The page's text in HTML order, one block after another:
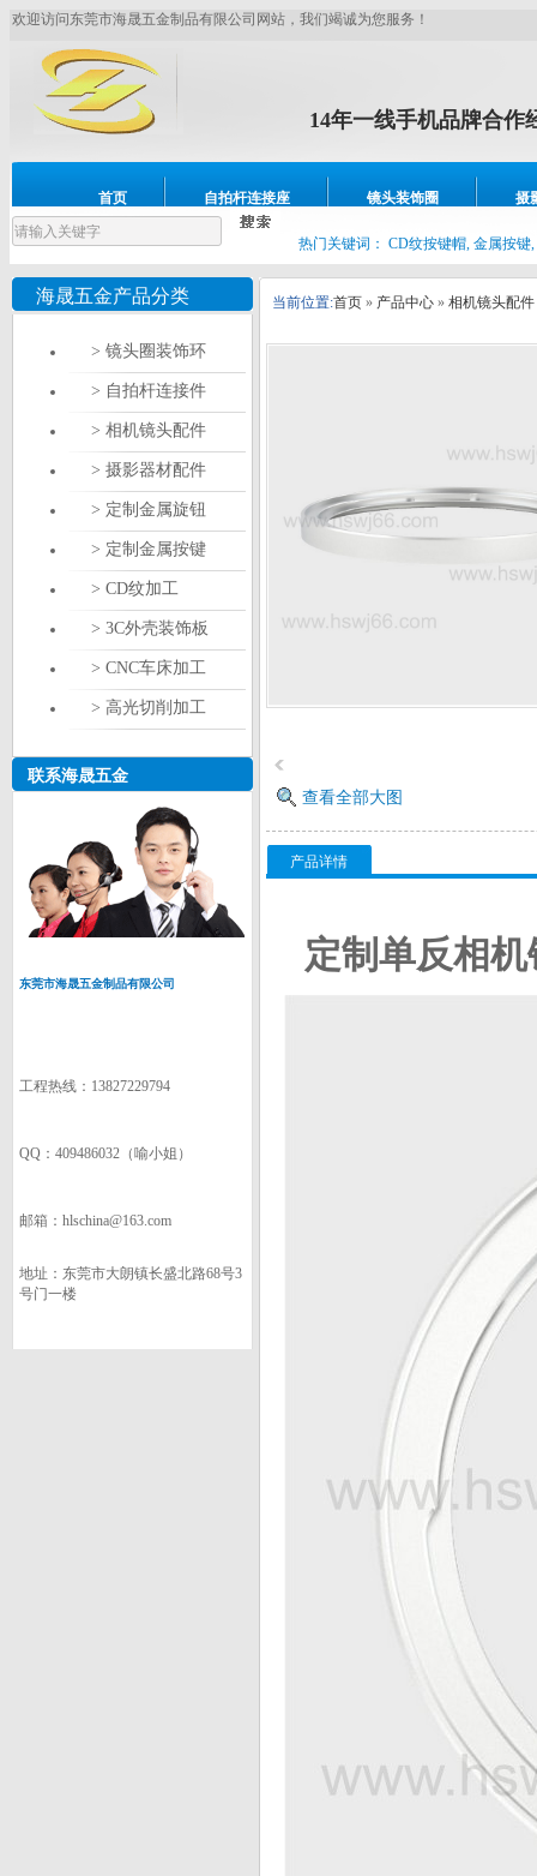
欢迎访问东莞市海晟五金制品有限公司网站，我们竭诚为您服务！
14年一线手机品牌合作
首页 自拍杆连接座 镜头装饰圈 摄
设备展示 热门关键词： CD纹按键帽, 金属按键
海晟五金产品分类
> 镜头圈装饰环
> 自拍杆连接件
> 相机镜头配件
> 摄影器材配件
> 定制金属旋钮
> 定制金属按键
> CD纹加工
> 3C外壳装饰板
> CNC车床加工
> 高光切削加工
联系海晟五金
东莞市海晟五金制品有限公司
工程热线：13827229794
QQ：409486032（喻小姐）
邮箱：hlschina@163.com
地址：东莞市大朗镇长盛北路68号3
号门一楼
当前位置:首页 » 产品中心 » 相机镜头配件
查看全部大图
产品详情
定制单反相